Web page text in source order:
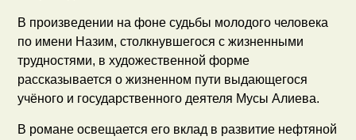
В произведении на фоне судьбы молодого человека
по имени Назим, столкнувшегося с жизненными
трудностями, в художественной форме
рассказывается о жизненном пути выдающегося
учёного и государственного деятеля Мусы Алиева.
В романе освещается его вклад в развитие нефтяной